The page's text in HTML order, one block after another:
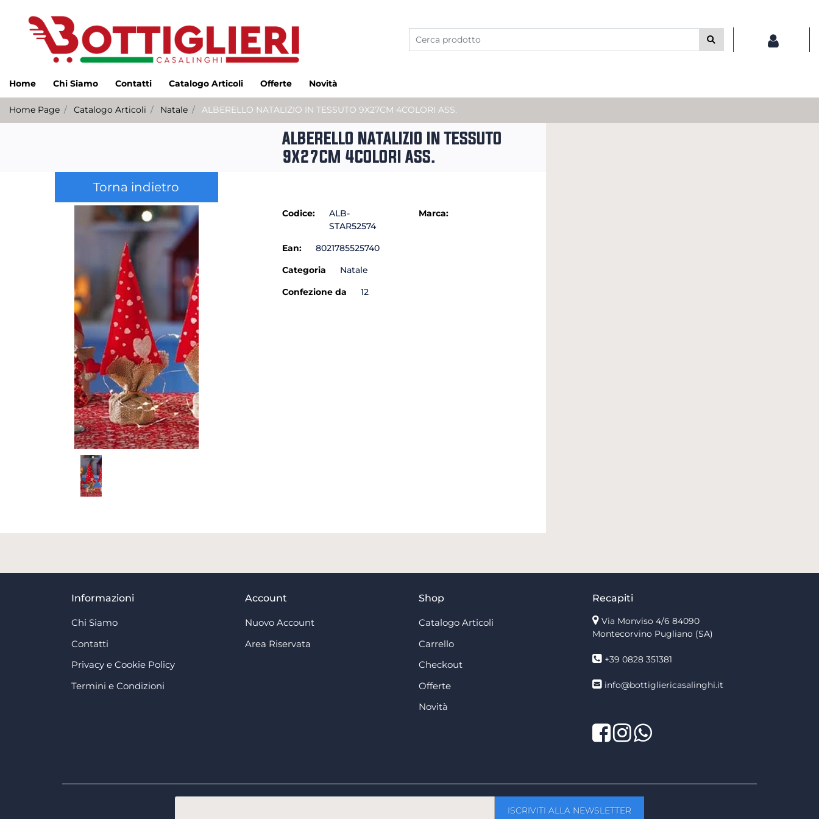
Home Chi Siamo Contatti Catalogo Articoli Offerte Novità
Home Page Catalogo Articoli Natale ALBERELLO NATALIZIO IN TESSUTO 9X27CM 4COLORI ASS.
Torna indietro
ALBERELLO NATALIZIO IN TESSUTO
9X27CM 4COLORI ASS.
Codice:
ALB-
STAR52574
Ean:
8021785525740
Categoria
Natale
Confezione da
12
Marca:
Informazioni
Chi Siamo
Contatti
Privacy e Cookie Policy
Termini e Condizioni
Account
Nuovo Account
Area Riservata
Shop
Catalogo Articoli
Carrello
Checkout
Offerte
Novità
Recapiti
Via Monviso 4/6 84090
Montecorvino Pugliano (SA)
+39 0828 351381
info@bottigliericasalinghi.it
Facebook
TwitterLinkedIn